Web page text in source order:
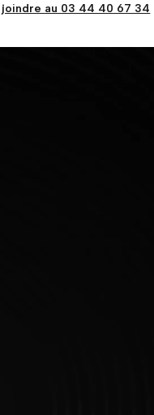
joindre au 03 44 40 67 34